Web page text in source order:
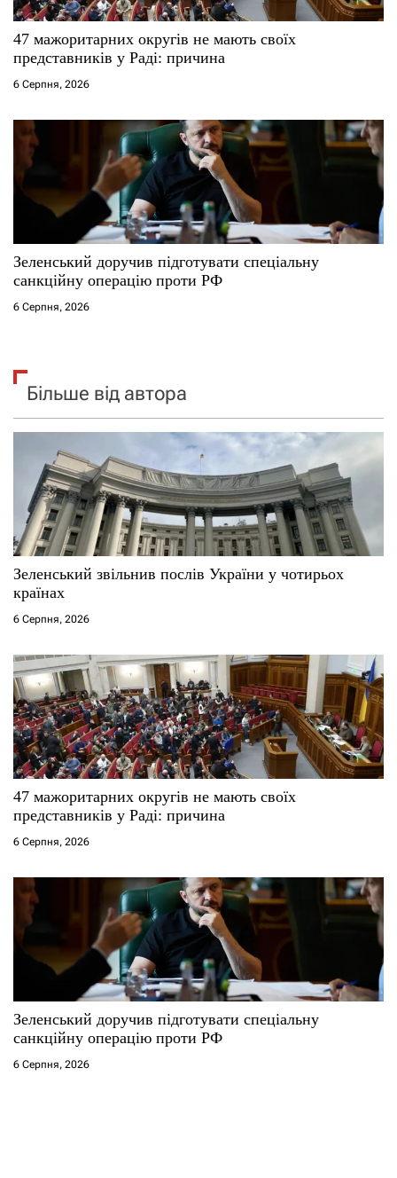
47 мажоритарних округів не мають своїх
представників у Раді: причина
6 Серпня, 2026
Зеленський доручив підготувати спеціальну
санкційну операцію проти РФ
6 Серпня, 2026
Більше від автора
Зеленський звільнив послів України у чотирьох
країнах
6 Серпня, 2026
47 мажоритарних округів не мають своїх
представників у Раді: причина
6 Серпня, 2026
Зеленський доручив підготувати спеціальну
санкційну операцію проти РФ
6 Серпня, 2026